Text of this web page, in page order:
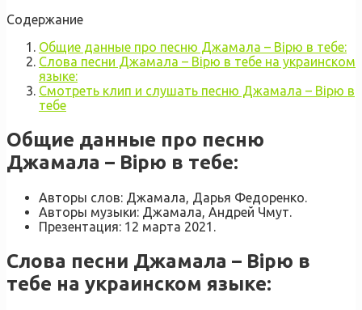
Содержание
Общие данные про песню Джамала – Вірю в тебе:
Слова песни Джамала – Вірю в тебе на украинском
языке:
Смотреть клип и слушать песню Джамала – Вірю в
тебе
Общие данные про песню
Джамала – Вірю в тебе:
Авторы слов: Джамала, Дарья Федоренко.
Авторы музыки: Джамала, Андрей Чмут.
Презентация: 12 марта 2021.
Слова песни Джамала – Вірю в
тебе на украинском языке: